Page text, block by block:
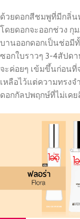
ด้วยดอกสีชมพูที่มีกลิ่น
โดยดอกจะออกช่วง กุ
บานออกดอกเป็นช่อมี
ซอกใบราวๆ 3-4สัปด
จะค่อยๆ เข้มขึ้นก่อนที่
เหลือไว้แต่ความทรง
ดอกกัลปพฤกษ์ที่ไม่เคย